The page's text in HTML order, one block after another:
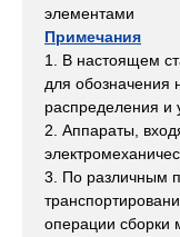
элементами
Примечания
1. В настоящем
для обозначения
распределения и
2. Аппараты,
3. По различным
операции сборки